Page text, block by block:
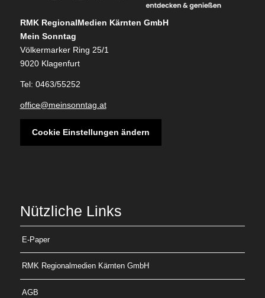
RMK RegionalMedien Kärnten GmbH
Mein Sonntag
Völkermarker Ring 25/1
9020 Klagenfurt
Tel: 0463/55252
office@meinsonntag.at
Cookie Einstellungen ändern
Nützliche Links
E-Paper
RMK Regionalmedien Kärnten GmbH
AGB